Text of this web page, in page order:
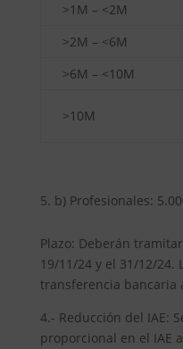
>1M – <2M
>2M – <6M
>6M – <10M
>10M
b) Profesionales:
Plazo: Deberán
19/11/24 y el 31/12/
transferencia bancaria
4.- Reducción del IAE:
proporcional en el IAE